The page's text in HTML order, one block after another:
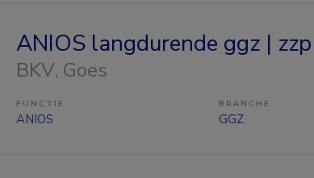
ANIOS langdurende ggz | zzp
BKV, Goes
FUNCTIE
ANIOS
BRANCHE
GGZ